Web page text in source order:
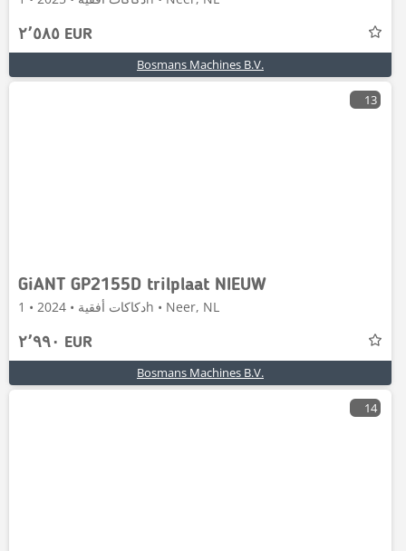
٢٬٥٨٥ EUR
Bosmans Machines B.V.
13
GiANT GP2155D trilplaat NIEUW
دكاكات أفقية • 2024 • 1h • Neer, NL
٢٬٩٩٠ EUR
Bosmans Machines B.V.
14